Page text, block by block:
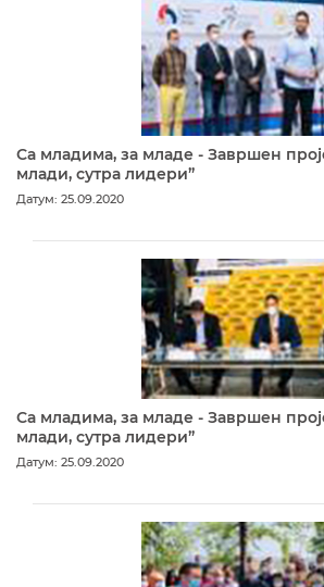
Са младима, за младе - Завршен
млади, сутра лидери”
Датум: 25.09.2020
Са младима, за младе - Завршен
млади, сутра лидери”
Датум: 25.09.2020